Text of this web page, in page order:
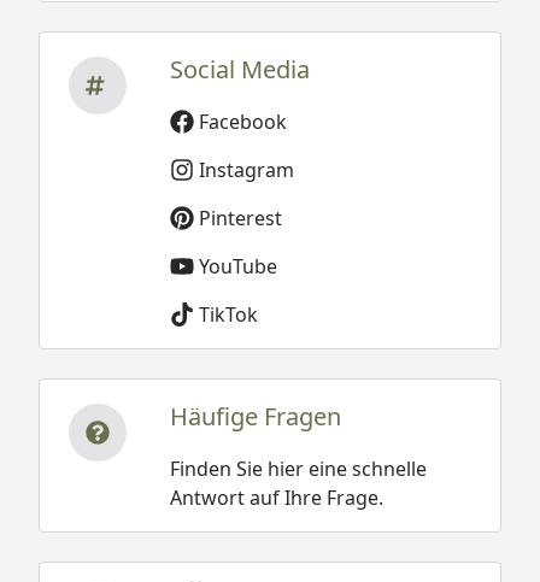
Social Media
Facebook
Instagram
Pinterest
YouTube
TikTok
Häufige Fragen
Finden Sie hier eine schnelle
Antwort auf Ihre Frage.